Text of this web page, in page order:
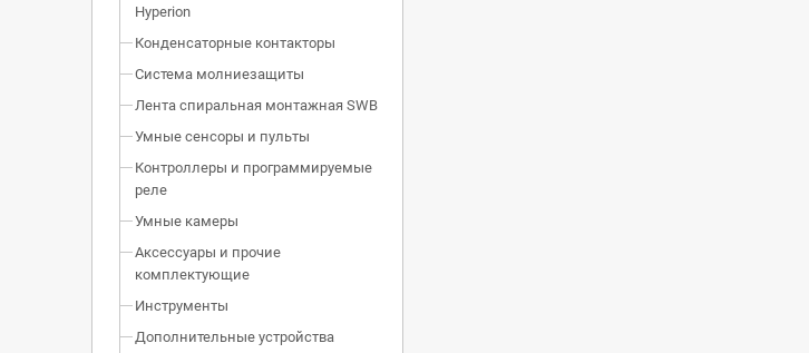
Hyperion
Конденсаторные контакторы
Система молниезащиты
Лента спиральная монтажная SWB
Умные сенсоры и пульты
Контроллеры и программируемые
реле
Умные камеры
Аксессуары и прочие
комплектующие
Инструменты
Дополнительные устройства